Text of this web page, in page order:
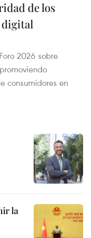
de los
digital
2026 sobre
consumidores en
la